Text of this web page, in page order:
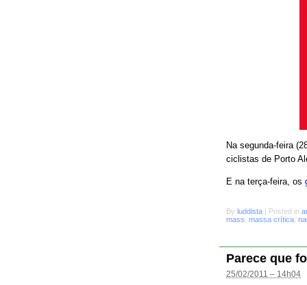
Na segunda-feira
ciclistas de Porto
E na terça-feira, os
By luddista | Posted in
mass massa crítica
Parece que
25/02/2011 – 14h04